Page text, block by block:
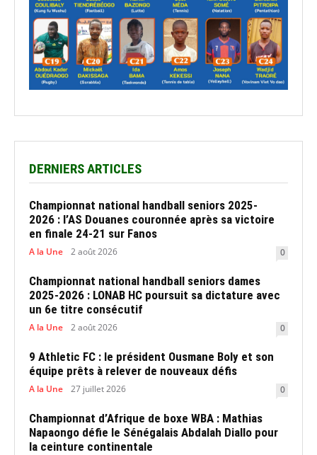
DERNIERS ARTICLES
Championnat national handball seniors 2025-
2026 : l’AS Douanes couronnée après sa victoire
en finale 24-21 sur Fanos
A la Une 2 août 2026 0
Championnat national handball seniors dames
2025-2026 : LONAB HC poursuit sa dictature avec
un 6e titre consécutif
A la Une 2 août 2026 0
9 Athletic FC : le président Ousmane Boly et son
équipe prêts à relever de nouveaux défis
A la Une 27 juillet 2026 0
Championnat d’Afrique de boxe WBA : Mathias
Napaongo défie le Sénégalais Abdalah Diallo pour
la ceinture continentale